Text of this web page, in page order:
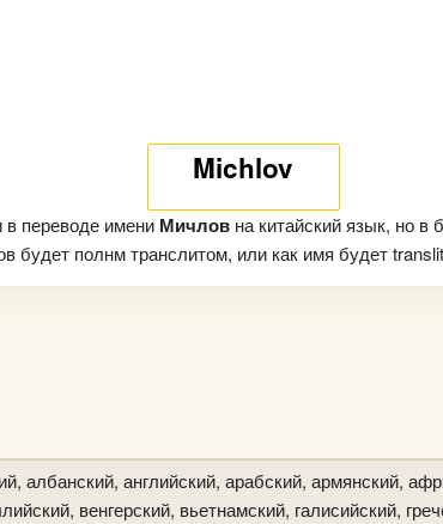
Michlov
переводе имени Мичлов на китайский язык, но в
будет полнм транслитом, или как имя будет
албанский, английский, арабский, армянский,
венгерский, вьетнамский, галисийский,